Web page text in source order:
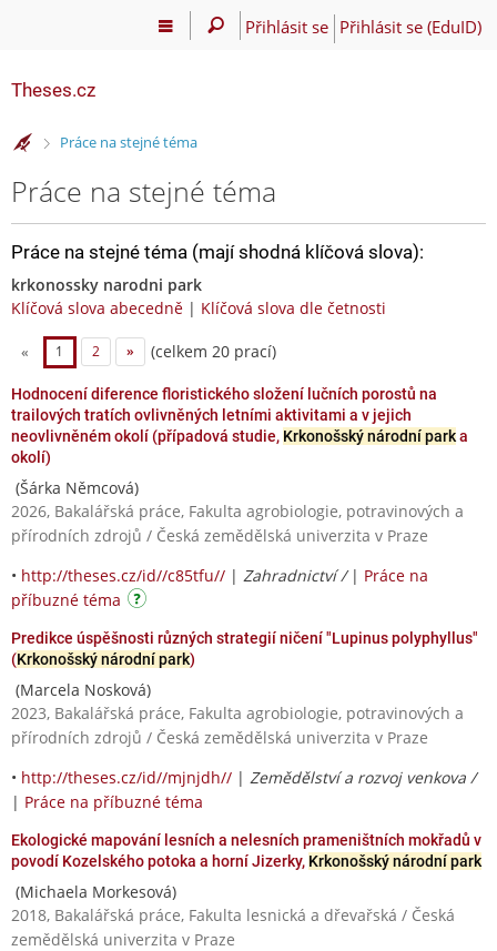
Přihlásit se Přihlásit se (EduID)
Theses.cz
>Práce na stejné téma
Práce na stejné téma
Práce na stejné téma (mají shodná klíčová slova):
krkonossky narodni park
Klíčová slova abecedně | Klíčová slova dle četnosti
« 1 2 » (celkem 20 prací)
Hodnocení diference floristického složení lučních porostů na
trailových tratích ovlivněných letními aktivitami a v jejich
neovlivněném okolí (případová studie, Krkonošský národní parka
okolí)
(Šárka Němcová)
2026, Bakalářská práce, Fakulta agrobiologie, potravinových a
přírodních zdrojů / Česká zemědělská univerzita v Praze
• http://theses.cz/id//c85tfu// | Zahradnictví / | Práce na
příbuzné téma
Predikce úspěšnosti různých strategií ničení "Lupinus polyphyllus"
(Krkonošský národní park)
(Marcela Nosková)
2023, Bakalářská práce, Fakulta agrobiologie, potravinových a
přírodních zdrojů / Česká zemědělská univerzita v Praze
• http://theses.cz/id//mjnjdh// | Zemědělství a rozvoj venkova /
| Práce na příbuzné téma
Ekologické mapování lesních a nelesních prameništních mokřadů v
povodí Kozelského potoka a horní Jizerky, Krkonošský národní park
(Michaela Morkesová)
2018, Bakalářská práce, Fakulta lesnická a dřevařská / Česká
zemědělská univerzita v Praze